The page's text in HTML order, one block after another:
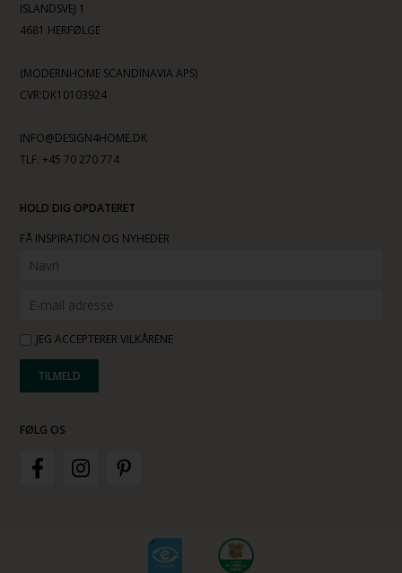
ISLANDSVEJ 1
4681 HERFØLGE
(MODERNHOME SCANDINAVIA APS)
CVR:DK10103924
INFO@DESIGN4HOME.DK
TLF. +45 70 270 774
HOLD DIG OPDATERET
FÅ INSPIRATION OG NYHEDER
JEG ACCEPTERER VILKÅRENE
FØLG OS